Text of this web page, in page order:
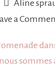
Aline
a
sommes